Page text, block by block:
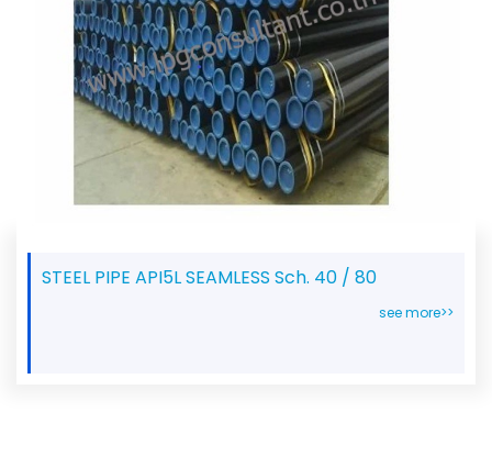
STEEL PIPE API5L SEAMLESS Sch. 40 / 80
see more>>